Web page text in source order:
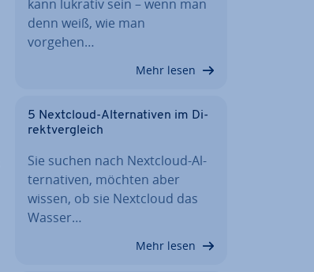
kann lukrativ sein – wenn man
denn weiß, wie man
vorgehen…
Mehr lesen
5 Nextcloud-Al­ter­na­ti­ven im Di­
rekt­ver­gleich
Sie suchen nach Nextcloud-Al­
ter­na­ti­ven, möchten aber
wissen, ob sie Nextcloud das
Wasser…
Mehr lesen